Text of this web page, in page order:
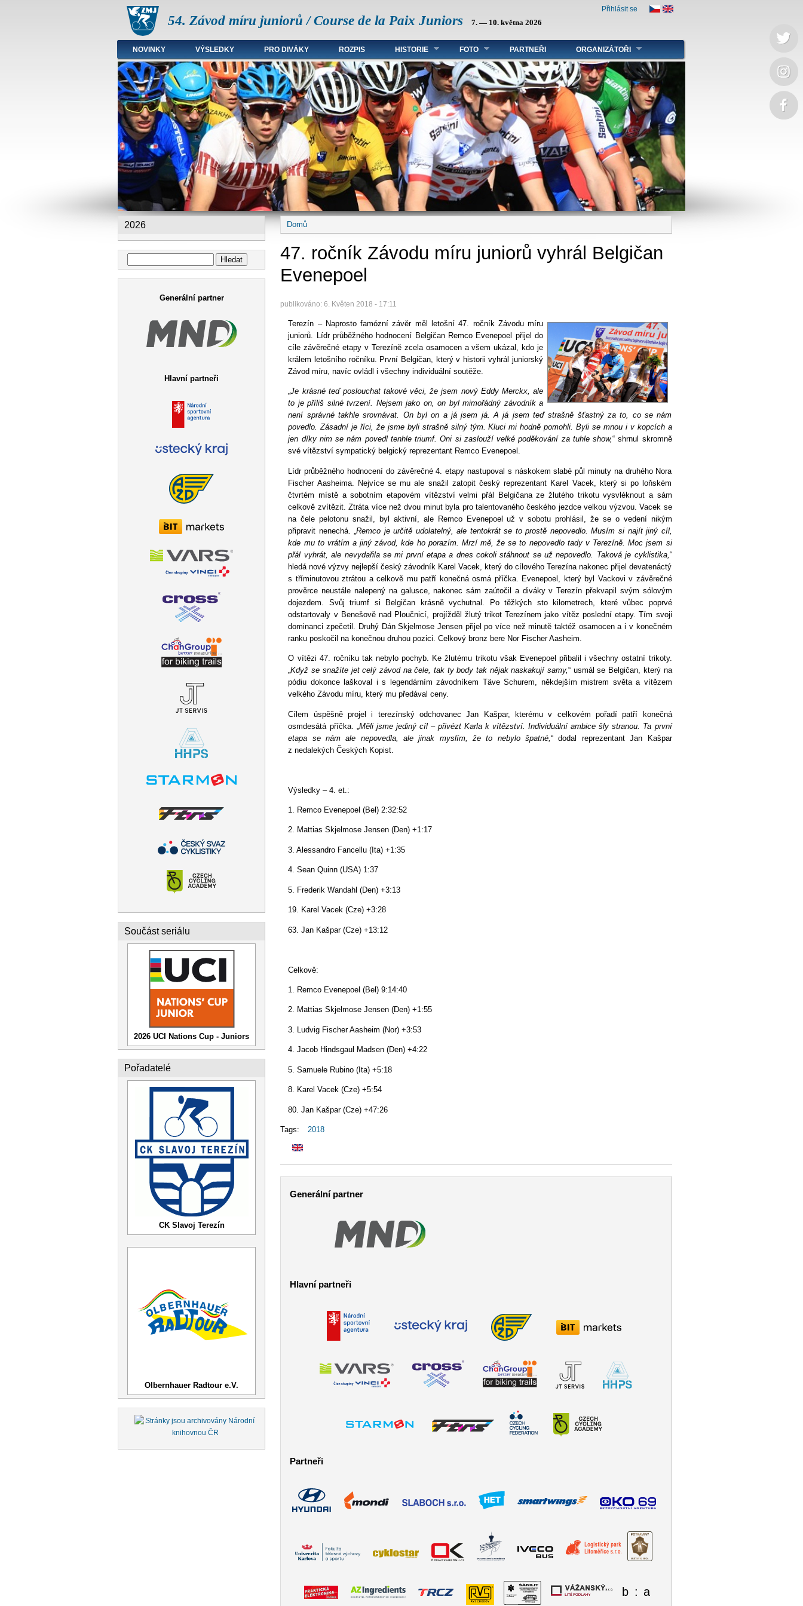
54. Závod míru juniorů / Course de la Paix Juniors 7. — 10. května 2026
Přihlásit se
Hlavní menu
NOVINKY VÝSLEDKY PRO DIVÁKY ROZPIS HISTORIE FOTO PARTNEŘI ORGANIZÁTOŘI
2026
Vyhledávání
Generální partner
Hlavní partneři
Součást seriálu
2026 UCI Nations Cup - Juniors
Pořadatelé
CK Slavoj Terezín
Olbernhauer Radtour e.V.
Domů
47. ročník Závodu míru juniorů vyhrál Belgičan
Evenepoel
publikováno: 6. Květen 2018 - 17:11
Terezín – Naprosto famózní závěr měl letošní 47. ročník Závodu míru
juniorů. Lídr průběžného hodnocení Belgičan Remco Evenepoel přijel do
cíle závěrečné etapy v Terezíně zcela osamocen a všem ukázal, kdo je
králem letošního ročníku. První Belgičan, který v historii vyhrál juniorský
Závod míru, navíc ovládl i všechny individuální soutěže.
„Je krásné teď poslouchat takové věci, že jsem nový Eddy Merckx, ale
to je příliš silné tvrzení. Nejsem jako on, on byl mimořádný závodník a
není správné takhle srovnávat. On byl on a já jsem já. A já jsem teď strašně šťastný za to, co se nám
povedlo. Zásadní je říci, že jsme byli strašně silný tým. Kluci mi hodně pomohli. Byli se mnou i v kopcích a
jen díky nim se nám povedl tenhle triumf. Oni si zaslouží velké poděkování za tuhle show,“ shrnul skromně
své vítězství sympatický belgický reprezentant Remco Evenepoel.
Lídr průběžného hodnocení do závěrečné 4. etapy nastupoval s náskokem slabé půl minuty na druhého Nora
Fischer Aasheima. Nejvíce se mu ale snažil zatopit český reprezentant Karel Vacek, který si po loňském
čtvrtém místě a sobotním etapovém vítězství velmi přál Belgičana ze žlutého trikotu vysvléknout a sám
celkově zvítězit. Ztráta více než dvou minut byla pro talentovaného českého jezdce velkou výzvou. Vacek se
na čele pelotonu snažil, byl aktivní, ale Remco Evenepoel už v sobotu prohlásil, že se o vedení nikým
připravit nenechá. „Remco je určitě udolatelný, ale tentokrát se to prostě nepovedlo. Musím si najít jiný cíl,
kde mu to vrátím a jiný závod, kde ho porazím. Mrzí mě, že se to nepovedlo tady v Terezíně. Moc jsem si
přál vyhrát, ale nevydařila se mi první etapa a dnes cokoli stáhnout se už nepovedlo. Taková je cyklistika, “
hledá nové výzvy nejlepší český závodník Karel Vacek, který do cílového Terezína nakonec přijel devatenáctý
s tříminutovou ztrátou a celkově mu patří konečná osmá příčka. Evenepoel, který byl Vackovi v závěrečné
prověrce neustále nalepený na galusce, nakonec sám zaútočil a diváky v Terezín překvapil svým sólovým
dojezdem. Svůj triumf si Belgičan krásně vychutnal. Po těžkých sto kilometrech, které vůbec poprvé
odstartovaly v Benešově nad Ploučnicí, projížděl žlutý trikot Terezínem jako vítěz poslední etapy. Tím svoji
dominanci zpečetil. Druhý Dán Skjelmose Jensen přijel po více než minutě taktéž osamocen a i v konečném
ranku poskočil na konečnou druhou pozici. Celkový bronz bere Nor Fischer Aasheim.
O vítězi 47. ročníku tak nebylo pochyb. Ke žlutému trikotu však Evenepoel přibalil i všechny ostatní trikoty.
„Když se snažíte jet celý závod na čele, tak ty body tak nějak naskakují samy,“ usmál se Belgičan, který na
pódiu dokonce laškoval i s legendárním závodníkem Täve Schurem, někdejším mistrem světa a vítězem
velkého Závodu míru, který mu předával ceny.
Cílem úspěšně projel i terezínský odchovanec Jan Kašpar, kterému v celkovém pořadí patří konečná
osmdesátá příčka. „ Měli jsme jediný cíl – přivézt Karla k vítězství. Individuální ambice šly stranou. Ta první
etapa se nám ale nepovedla, ale jinak myslím, že to nebylo špatné,“ dodal reprezentant Jan Kašpar
z nedalekých Českých Kopist.
Výsledky – 4. et.:
1. Remco Evenepoel (Bel) 2:32:52
2. Mattias Skjelmose Jensen (Den) +1:17
3. Alessandro Fancellu (Ita) +1:35
4. Sean Quinn (USA) 1:37
5. Frederik Wandahl (Den) +3:13
19. Karel Vacek (Cze) +3:28
63. Jan Kašpar (Cze) +13:12
Celkově:
1. Remco Evenepoel (Bel) 9:14:40
2. Mattias Skjelmose Jensen (Den) +1:55
3. Ludvig Fischer Aasheim (Nor) +3:53
4. Jacob Hindsgaul Madsen (Den) +4:22
5. Samuele Rubino (Ita) +5:18
8. Karel Vacek (Cze) +5:54
80. Jan Kašpar (Cze) +47:26
Tags: 2018
Generální partner
Hlavní partneři
Partneři